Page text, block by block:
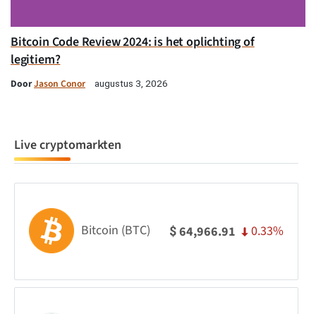
Bitcoin Code Review 2024: is het oplichting of
legitiem?
DoorJason Conor augustus 3, 2026
Live cryptomarkten
Bitcoin (BTC) $64,966.91 0.33%